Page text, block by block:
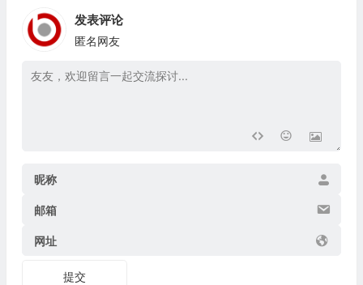
发表评论
匿名网友
昵称
邮箱
网址
提交